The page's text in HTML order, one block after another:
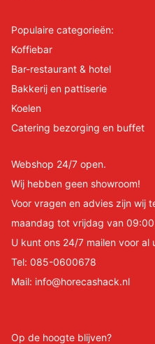
Populaire categorieën:
Koffiebar
Bar-restaurant & hotel
Bakkerij en pattiserie
Koelen
Catering bezorging en buffet
Webshop 24/7 open.
Wij hebben geen showroom!
Voor vragen en advies zijn wij
maandag tot vrijdag van
U kunt ons 24/7 mailen voor al
Tel: 085-0600678
Mail: info@horecashack.nl
Op de hoogte blijven?